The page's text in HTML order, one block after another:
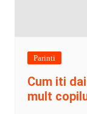
Parinti
Cum iti
mult